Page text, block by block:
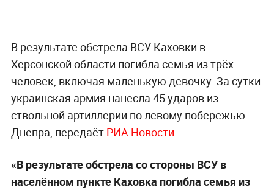
В результате обстрела ВСУ Каховки в
Херсонской области погибла семья из трёх
человек, включая маленькую девочку. За сутки
украинская армия нанесла 45 ударов из
ствольной артиллерии по левому побережью
Днепра, передаёт РИА Новости.
«В результате обстрела со стороны ВСУ в
населённом пункте Каховка погибла семья из